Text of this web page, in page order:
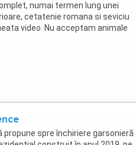
numai termen lung unei
cetatenie romana si seviciu
video. Nu acceptam animale
spre închiriere garsonieră